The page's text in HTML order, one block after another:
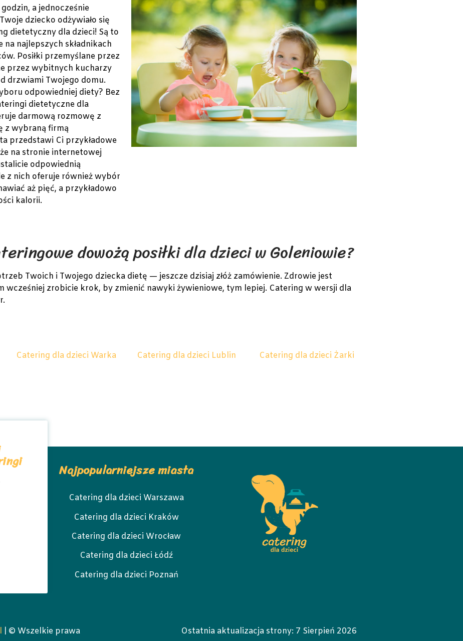
a jednocześnie
dziecko odżywiało się
dietetyczny dla dzieci! Są to
najlepszych składnikach
Posiłki przemyślane przez
przez wybitnych kucharzy
drzwiami Twojego domu.
odpowiedniej diety? Bez
dietetyczne dla
darmową rozmowę z
z wybraną firmą
przedstawi Ci przykładowe
na stronie internetowej
odpowiednią
z nich oferuje również wybór
aż pięć, a przykładowo
kalorii.
dowożą posiłki dla dzieci w Goleniowie?
Twoich i Twojego dziecka dietę — jeszcze dzisiaj złóż zamówienie. Zdrowie jest
wcześniej zrobicie krok, by zmienić nawyki żywieniowe, tym lepiej. Catering w wersji dla
Catering dla dzieci Warka Catering dla dzieci Lublin Catering dla dzieci Żarki
Najpopularniejsze miasta
Catering dla dzieci Warszawa
Catering dla dzieci Kraków
Catering dla dzieci Wrocław
Catering dla dzieci Łódź
Catering dla dzieci Poznań
| © Wszelkie prawa
Ostatnia aktualizacja strony: 7 Sierpień 2026